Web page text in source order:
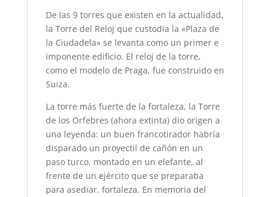
De las 9 torres que existen en la actualidad,
la Torre del Reloj que custodia la «Plaza de
la Ciudadela» se levanta como un primer e
imponente edificio. El reloj de la torre,
como el modelo de Praga, fue construido en
Suiza.
La torre más fuerte de la fortaleza, la Torre
de los Orfebres (ahora extinta) dio origen a
una leyenda: un buen francotirador habría
disparado un proyectil de cañón en un
paso turco, montado en un elefante, al
frente de un ejército que se preparaba
para asediar. fortaleza. En memoria del